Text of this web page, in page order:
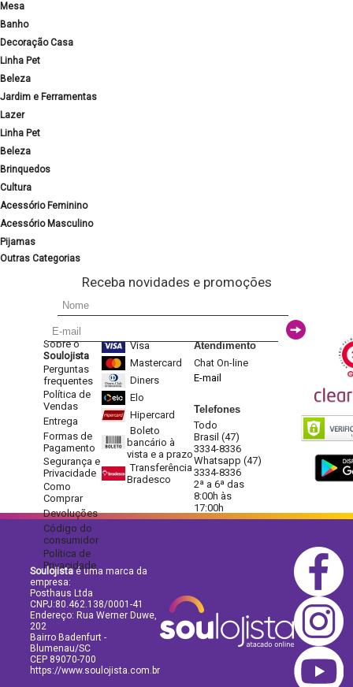
Mesa
Banho
Decoração Casa
Linha Pet
Beleza
Jardim e Ferramentas
Lazer
Linha Pet
Beleza
Brinquedos
Cultura
Acessório Feminino
Acessório Masculino
Pijamas
Outras Categorias
Receba novidades e promoções
Sobre o
Soulojista
Perguntas
frequentes
Política de
Vendas
Entrega
Formas de
Pagamento
Segurança e
Privacidade
Como
Comprar
Devoluções
Código do
consumidor
Política de
Privacidade
Visa
Mastercard
Diners
Elo
Hipercard
Boleto
bancário à
vista e a prazo
Transferência
Bradesco
Atendimento
Chat On-line
E-mail
Telefones
Todo
Brasil (47)
3334-8336
Whatsapp (47)
3334-8336
2ª a 6ª das
8:00h às
17:00h
Soulojistaé uma marca da
empresa:
Posthaus Ltda
CNPJ:80.462.138/0001-41
Endereço: Rua Werner Duwe,
202
Bairro Badenfurt -
Blumenau/SC
CEP 89070-700
https://www.soulojista.com.br